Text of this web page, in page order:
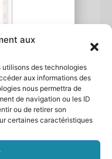
aux
utilisons des technologies
aux informations des
nous permettra de
de navigation ou les ID
ou de retirer son
certaines caractéristiques
régulier est
Strasbourg,
le stress et à
activités
avec vos
ou le yoga,
d’incorporer
quotidienne.
votre
?
dans votre
et